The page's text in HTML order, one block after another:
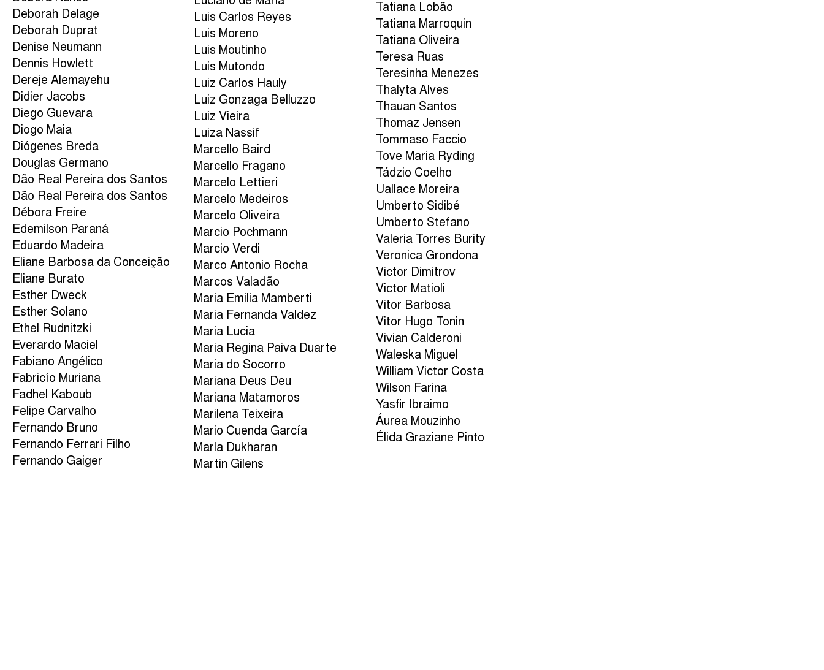
Deborah Delage
Deborah Duprat
Denise Neumann
Dennis Howlett
Dereje Alemayehu
Didier Jacobs
Diego Guevara
Diogo Maia
Diógenes Breda
Douglas Germano
Dão Real Pereira dos Santos
Dão Real Pereira dos Santos
Débora Freire
Edemilson Paraná
Eduardo Madeira
Eliane Barbosa da Conceição
Eliane Burato
Esther Dweck
Esther Solano
Ethel Rudnitzki
Everardo Maciel
Fabiano Angélico
Fabricío Muriana
Fadhel Kaboub
Felipe Carvalho
Fernando Bruno
Fernando Ferrari Filho
Fernando Gaiger
Luis Carlos Reyes
Luis Moreno
Luis Moutinho
Luis Mutondo
Luiz Carlos Hauly
Luiz Gonzaga Belluzzo
Luiz Vieira
Luiza Nassif
Marcello Baird
Marcello Fragano
Marcelo Lettieri
Marcelo Medeiros
Marcelo Oliveira
Marcio Pochmann
Marcio Verdi
Marco Antonio Rocha
Marcos Valadão
Maria Emilia Mamberti
Maria Fernanda Valdez
Maria Lucia
Maria Regina Paiva Duarte
Maria do Socorro
Mariana Deus Deu
Mariana Matamoros
Marilena Teixeira
Mario Cuenda García
Marla Dukharan
Martin Gilens
Tatiana Lobão
Tatiana Marroquin
Tatiana Oliveira
Teresa Ruas
Teresinha Menezes
Thalyta Alves
Thauan Santos
Thomaz Jensen
Tommaso Faccio
Tove Maria Ryding
Tádzio Coelho
Uallace Moreira
Umberto Sidibé
Umberto Stefano
Valeria Torres Burity
Veronica Grondona
Victor Dimitrov
Victor Matioli
Vitor Barbosa
Vitor Hugo Tonin
Vivian Calderoni
Waleska Miguel
William Victor Costa
Wilson Farina
Yasfir Ibraimo
Áurea Mouzinho
Élida Graziane Pinto